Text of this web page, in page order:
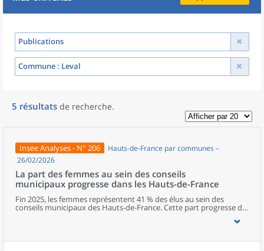
Publications
Commune : Leval
5 résultats de recherche.
Insee Analyses - N° 206
Hauts-de-France par communes –
26/02/2026
La part des femmes au sein des conseils
municipaux progresse dans les Hauts-de-France
Fin 2025, les femmes représentent 41 % des élus au sein des
conseils municipaux des Hauts-de-France. Cette part progresse de
deux points entre les deux dernières élections municipales, mais
représentation féminine diminue cependant à mesure que les